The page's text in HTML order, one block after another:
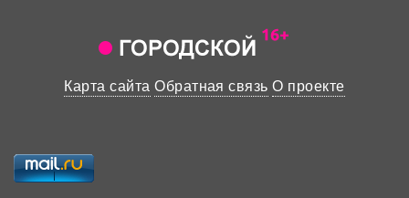
Карта сайта Обратная связь О проекте